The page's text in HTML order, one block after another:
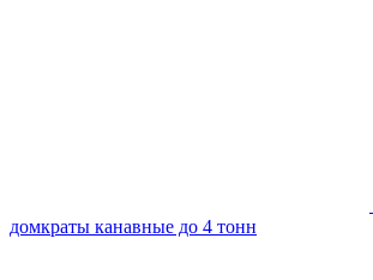
домкраты канавные до 4 тонн